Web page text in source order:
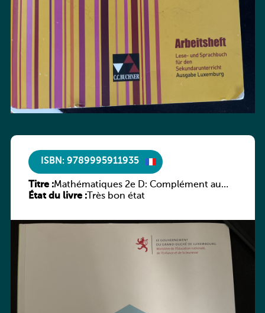
ISBN: 9789995911935
Titre :Mathématiques 2e D: Complément au
manuel
État du livre :Très bon état